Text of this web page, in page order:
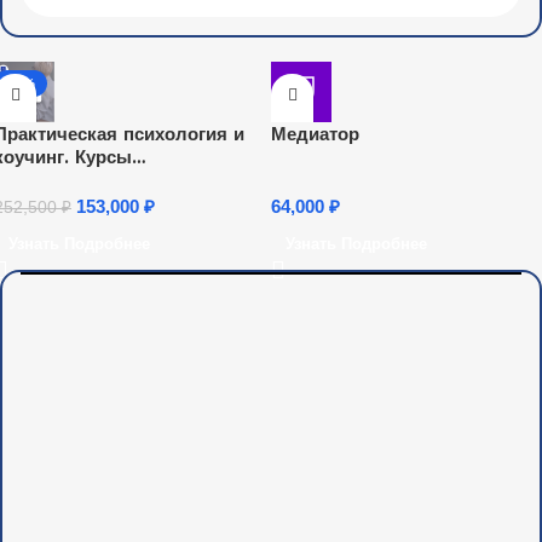
-39%
психология и
Курсы
₽ 153,000 ₽
Медиатор
64,000 ₽